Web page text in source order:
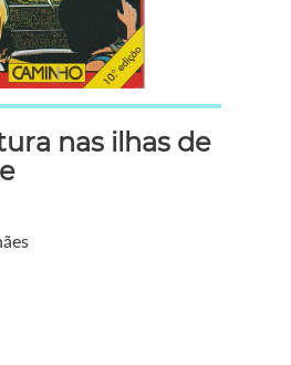
nas ilhas de